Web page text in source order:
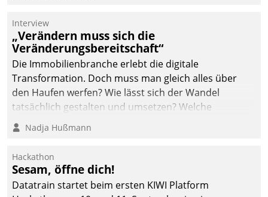
integrieren.
Interview
„Verändern muss sich die
Veränderungsbereitschaft“
Die Immobilienbranche erlebt die digitale
Transformation. Doch muss man gleich alles über
den Haufen werfen? Wie lässt sich der Wandel
tatsächlich gestalten und umsetzen? Welche
Argumente zählen wirklich?
Nadja Hußmann
Hackathon
Sesam, öffne dich!
Datatrain startet beim ersten KIWI Platform